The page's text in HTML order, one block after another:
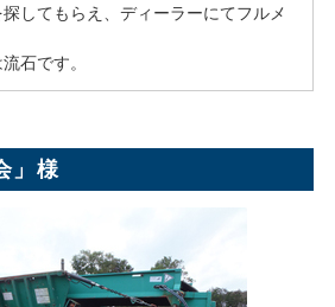
してもらえ、ディーラーにてフルメ
石です。
」様